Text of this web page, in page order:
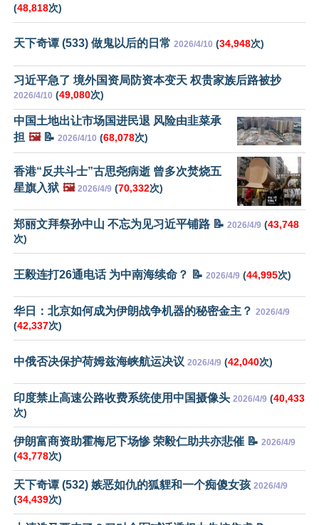
(48,818次)
天下奇谭 (533) 做鬼以后的日常 2026/4/10 (34,948次)
习近平急了 境外国资局防资本变天 权贵家族后路被抄
2026/4/10 (49,080次)
中国土地出让市场国进民退 风险由韭菜承
担 🖼️📝 2026/4/10 (68,078次)
香港“反共斗士”古思尧病逝 曾多次焚烧五
星旗入狱 🖼️ 2026/4/9 (70,332次)
郑丽文拜祭孙中山 不忘为见习近平铺路 📝 2026/4/9 (43,748
次)
王毅连打26通电话 为中南海续命？ 📝 2026/4/9 (44,995次)
华日：北京如何成为伊朗战争机器的秘密金主？ 2026/4/9
(42,337次)
中俄否决保护荷姆兹海峡航运决议 2026/4/9 (42,040次)
印度禁止高速公路收费系统使用中国摄像头 2026/4/9 (40,433
次)
伊朗富商资助霍梅尼下场惨 荣毅仁助共亦悲催 📝 2026/4/9
(43,778次)
天下奇谭 (532) 嫉恶如仇的狐貍和一个痴傻女孩 2026/4/9
(34,439次)